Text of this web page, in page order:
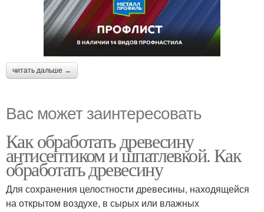
читать дальше →
Вас может заинтересовать
Как обработать древесину
антисептиком и шпатлевкой. Как
обработать древесину
Для сохранения целостности древесины, находящейся
на открытом воздухе, в сырых или влажных